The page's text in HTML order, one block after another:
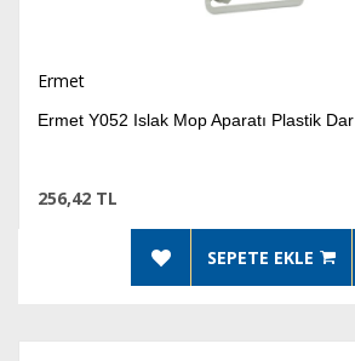
Ermet
Ermet Y052 Islak Mop Aparatı Plastik Dar
256,42 TL
SEPETE EKLE